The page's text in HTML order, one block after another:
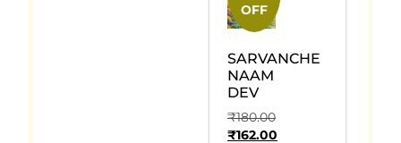
OFF
SARVANCHE
NAAM
DEV
₹180.00
₹162.00